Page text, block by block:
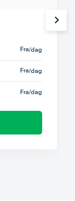
Fra/dag
Fra/dag
Fra/dag